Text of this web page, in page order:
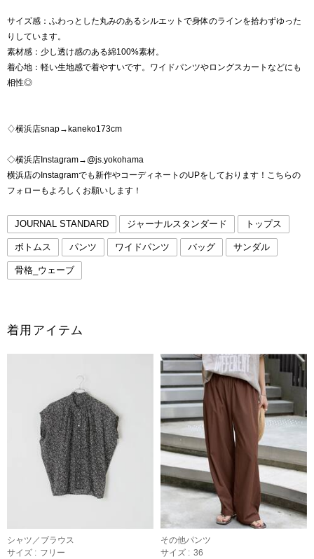
サイズ感：ふわっとした丸みのあるシルエットで身体のラインを拾わずゆった
りしています。
素材感：少し透け感のある綿100%素材。
着心地：軽い生地感で着やすいです。ワイドパンツやロングスカートなどにも
相性◎
♢横浜店snap→kaneko173cm
◇横浜店Instagram→@js.yokohama
横浜店のInstagramでも新作やコーディネートのUPをしております！こちらの
フォローもよろしくお願いします！
JOURNAL STANDARD ジャーナルスタンダード トップス
ボトムス パンツ ワイドパンツ バッグ サンダル
骨格_ウェーブ
着用アイテム
シャツ／ブラウス
サイズ : フリー
その他パンツ
サイズ : 36